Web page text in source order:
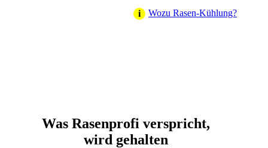
Wozu Rasen-Kühlung?
Was Rasenprofi verspricht,
wird gehalten